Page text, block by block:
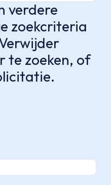
verdere
zoekcriteria
te zoeken, of